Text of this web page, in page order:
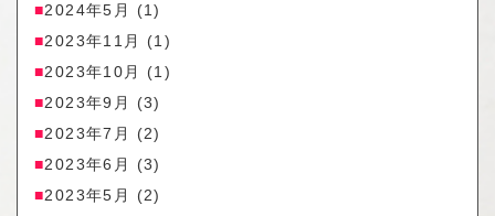
2024年5月
(1)
2023年11月
(1)
2023年10月
(1)
2023年9月
(3)
2023年7月
(2)
2023年6月
(3)
2023年5月
(2)